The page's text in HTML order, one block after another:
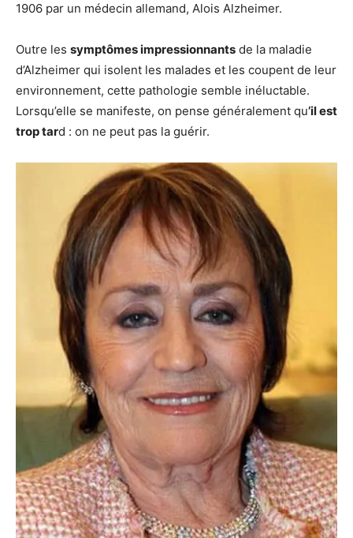
1906 par un médecin allemand, Alois Alzheimer.
Outre les symptômes impressionnants de la maladie
d’Alzheimer qui isolent les malades et les coupent de leur
environnement, cette pathologie semble inéluctable.
Lorsqu’elle se manifeste, on pense généralement qu’il est
trop tard : on ne peut pas la guérir.